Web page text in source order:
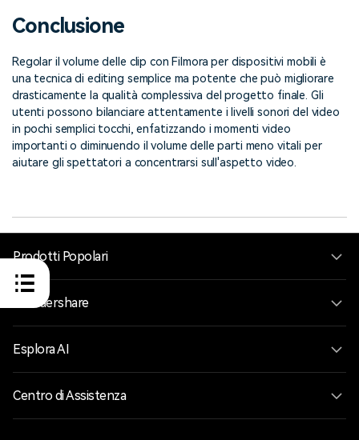
Conclusione
Regolar il volume delle clip con Filmora per dispositivi mobili è
una tecnica di editing semplice ma potente che può migliorare
drasticamente la qualità complessiva del progetto finale. Gli
utenti possono bilanciare attentamente i livelli sonori del video
in pochi semplici tocchi, enfatizzando i momenti video
importanti o diminuendo il volume delle parti meno vitali per
aiutare gli spettatori a concentrarsi sull'aspetto video.
Prodotti Popolari
Wondershare
Esplora AI
Centro di Assistenza